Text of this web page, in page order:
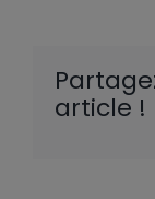
article !